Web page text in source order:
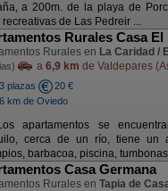
a 200m. de la playa de
recreativas de Las Pedreir ...
Rurales Casa El
Rurales en La Caridad /
a 6,9 km de Valdepares
plazas
20 €
km de Oviedo
apartamentos se
cerca de un río, tiene un
barbacoa, piscina, tumbonas
Casa Germana
Rurales en Tapia de